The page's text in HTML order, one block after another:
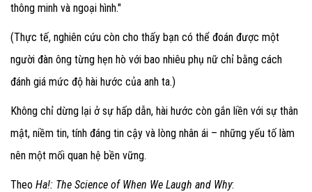
thông minh và ngoại hình."
(Thực tế, nghiên cứu còn cho thấy bạn có thể đoán được một
người đàn ông từng hẹn hò với bao nhiêu phụ nữ chỉ bằng cách
đánh giá mức độ hài hước của anh ta.)
Không chỉ dừng lại ở sự hấp dẫn, hài hước còn gắn liền với sự thân
mật, niềm tin, tính đáng tin cậy và lòng nhân ái – những yếu tố làm
nên một mối quan hệ bền vững.
Theo Ha!: The Science of When We Laugh and Why: